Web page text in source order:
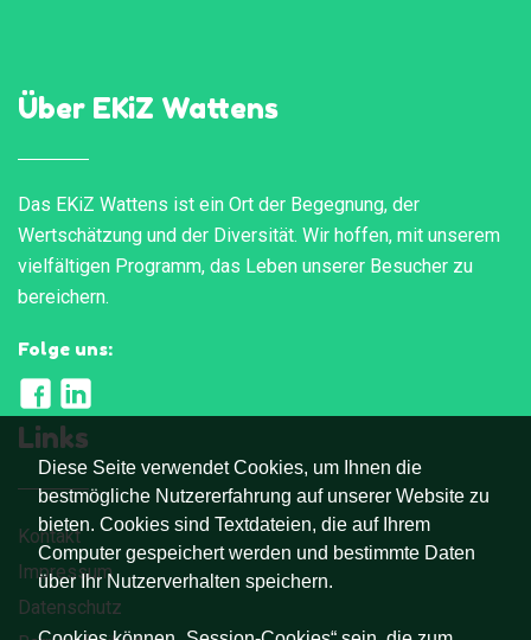
Diese Seite verwendet Cookies, um Ihnen die
bestmögliche Nutzererfahrung auf unserer Website zu
bieten. Cookies sind Textdateien, die auf Ihrem
Computer gespeichert werden und bestimmte Daten
über Ihr Nutzerverhalten speichern.
Über EKiZ Wattens
Das EKiZ Wattens ist ein Ort der Begegnung, der
Wertschätzung und der Diversität. Wir hoffen, mit unserem
vielfältigen Programm, das Leben unserer Besucher zu
bereichern.
Folge uns:
Links
Kontakt
Impressum
Datenschutz